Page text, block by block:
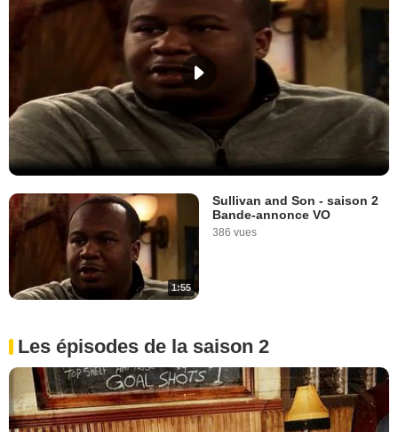
1:55
Sullivan and Son - saison 2
Bande-annonce VO
386 vues
Les épisodes de la saison 2